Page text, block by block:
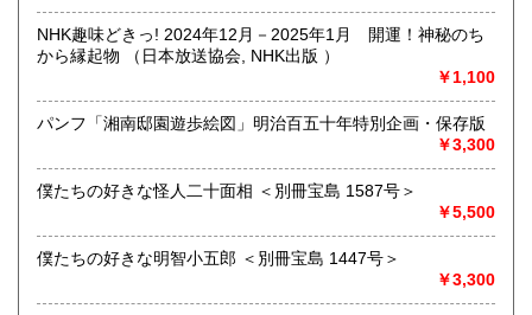
「日本の古本屋」で販売している古本は、隣りの「文化磁場
油や」で一部展示販売も春～秋にしています、堀辰雄、立原
道造、加藤周一などのゆかりの土地柄です。信州にお越しの
沿線名：しなの鉄道
営業時間：12:00〜17:00
定休日：火・水曜日(夏季:毎日営業、冬季:天気次第)
◇近隣であれば書籍の買取をしています。少数であれば店へ
の持ち込み、あるいは量が多い場合はまずは電話などで相談
NHK趣味どきっ! 2024年12月－2025年1月 開運！神秘のち
から縁起物 （日本放送協会, NHK出版 ）
￥1,100
パンフ「湘南邸園遊歩絵図」明治百五十年特別企画・保存版
￥3,300
僕たちの好きな怪人二十面相 ＜別冊宝島 1587号＞
￥5,500
僕たちの好きな明智小五郎 ＜別冊宝島 1447号＞
￥3,300